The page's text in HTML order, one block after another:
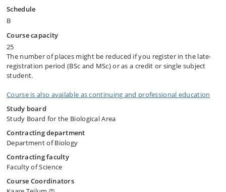
Schedule
B
Course capacity
25
The number of places might be reduced if you register in the late-
registration period (BSc and MSc) or as a credit or single subject
student.
Course is also available as continuing and professional education
Study board
Study Board for the Biological Area
Contracting department
Department of Biology
Contracting faculty
Faculty of Science
Course Coordinators